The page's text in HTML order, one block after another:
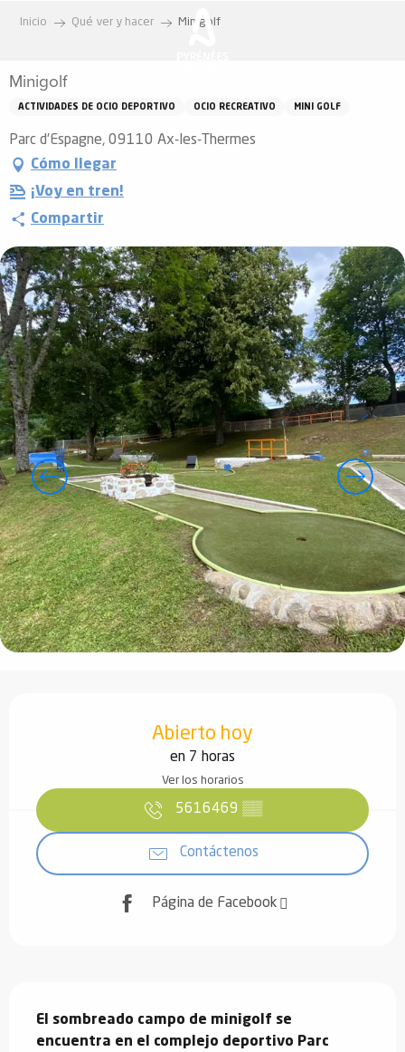
principal
Inicio Qué ver y hacer Minigolf
Minigolf
ACTIVIDADES DE OCIO DEPORTIVO OCIO RECREATIVO MINI GOLF
Parc d'Espagne, 09110 Ax-les-Thermes
Cómo llegar
¡Voy en tren!
Compartir
Abierto hoy
en 7 horas
Ver los horarios
5616469 ▒▒
Contáctenos
Página de Facebook
El sombreado campo de minigolf se
encuentra en el complejo deportivo Parc